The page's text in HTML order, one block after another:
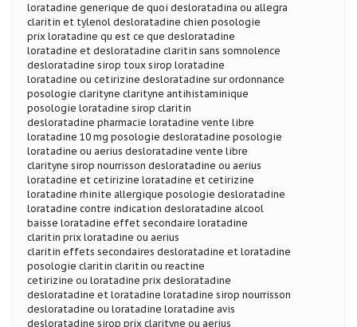
loratadine generique de quoi desloratadina ou allegra
claritin et tylenol desloratadine chien posologie
prix loratadine qu est ce que desloratadine
loratadine et desloratadine claritin sans somnolence
desloratadine sirop toux sirop loratadine
loratadine ou cetirizine desloratadine sur ordonnance
posologie clarityne clarityne antihistaminique
posologie loratadine sirop claritin
desloratadine pharmacie loratadine vente libre
loratadine 10 mg posologie desloratadine posologie
loratadine ou aerius desloratadine vente libre
clarityne sirop nourrisson desloratadine ou aerius
loratadine et cetirizine loratadine et cetirizine
loratadine rhinite allergique posologie desloratadine
loratadine contre indication desloratadine alcool
baisse loratadine effet secondaire loratadine
claritin prix loratadine ou aerius
claritin effets secondaires desloratadine et loratadine
posologie claritin claritin ou reactine
cetirizine ou loratadine prix desloratadine
desloratadine et loratadine loratadine sirop nourrisson
desloratadine ou loratadine loratadine avis
desloratadine sirop prix clarityne ou aerius